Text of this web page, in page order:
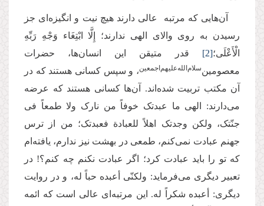
آن‌هایی که مرتبه عالی دارند هیچ نیت و انگیزه‌ای جز
رسیدن به روی والای الهی ندارند؛ إِلَّا ابْتِغَاء وَجْهِ رَبِّهِ
الْأَعْلَى؛[2] قدر متیقن این انسان‌ها، حضرات
معصومین‌سلام‌الله‌علیهم‌اجمعین، و سپس کسانی هستند که در
آن مکتب تربیت شده‌اند. آن‌ها کسانی هستند که عرضه
می‌دارند: الهی ما عبدتک خوفاً من نارک ولا طمعاً فی
جنّتک، ولکن وجدتک اهلاً للعبادة فعبدتک؛ من از ترس
جهنم عبادت نمی‌کنم، طمعی در بهشت نیز ندارم، یافته‌ام
که تو را باید عبادت کرد؛ اگر عبادت نکنم چه کنم؟! در
تعبیر دیگری می‌فرماید: ولکنّی أعبده حباً له، و در روایت
دیگری: أعبده شکراً له. این مرتبه‌ای عالی است که ائمه